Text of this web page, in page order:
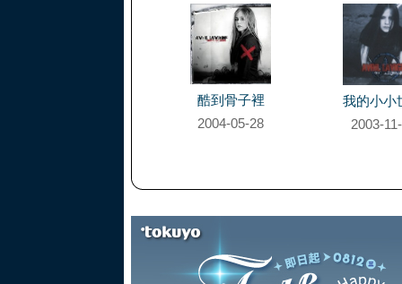
酷到骨子裡
2004-05-28
我的小小
2003-